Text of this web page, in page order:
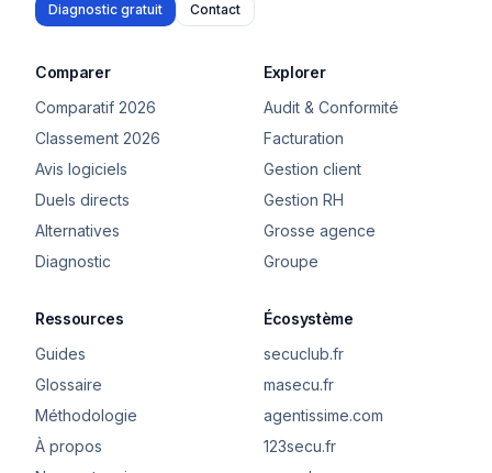
Diagnostic gratuit Contact
Comparer
Comparatif 2026
Classement 2026
Avis logiciels
Duels directs
Alternatives
Diagnostic
Explorer
Audit & Conformité
Facturation
Gestion client
Gestion RH
Grosse agence
Groupe
Ressources
Guides
Glossaire
Méthodologie
À propos
Écosystème
secuclub.fr
masecu.fr
agentissime.com
123secu.fr